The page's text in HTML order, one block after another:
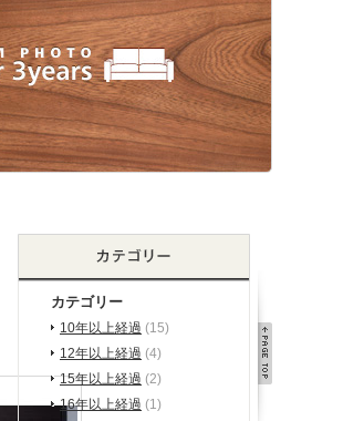
カテゴリー
10年以上経過 (15)
12年以上経過 (4)
15年以上経過 (2)
16年以上経過 (1)